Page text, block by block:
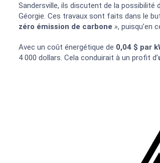
Sandersville, ils discutent de la possibilité
Géorgie. Ces travaux sont faits dans le
zéro émission de carbone », puisqu’en
Avec un coût énergétique de 0,04 $ par
4 000 dollars. Cela conduirait à un profit d’